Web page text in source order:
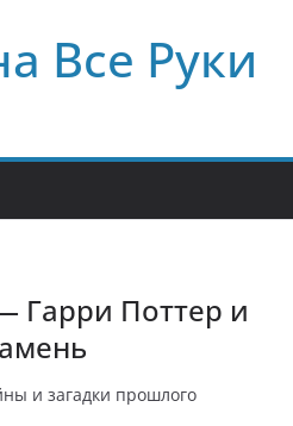
Все Руки
Гарри Поттер и
и загадки прошлого